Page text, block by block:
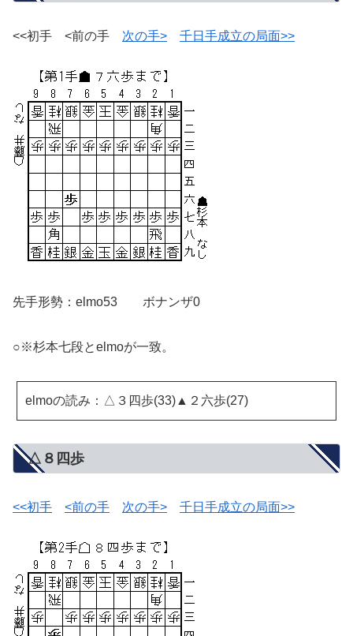
<<初手 <前の手 次の手> 千日手成立の局面>>
先手形勢：elmo53 ボナンザ0
○※杉本七段とelmoが一致。
elmoの読み：△３四歩(33)▲２六歩(27)
△８四歩
<<初手 <前の手 次の手> 千日手成立の局面>>